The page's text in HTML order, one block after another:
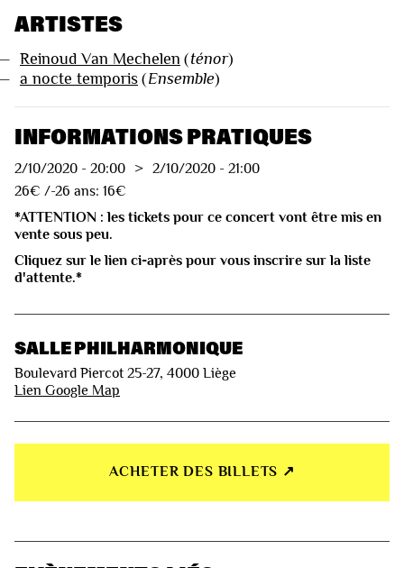
ARTISTES
Reinoud Van Mechelen (ténor)
a nocte temporis (Ensemble)
INFORMATIONS PRATIQUES
2/10/2020 - 20:00 > 2/10/2020 - 21:00
26€ /-26 ans: 16€
*ATTENTION : les tickets pour ce concert vont être mis en
vente sous peu.
Cliquez sur le lien ci-après pour vous inscrire sur la liste
d'attente.*
SALLE PHILHARMONIQUE
Boulevard Piercot 25-27, 4000 Liège
Lien Google Map
ACHETER DES BILLETS ↗︎